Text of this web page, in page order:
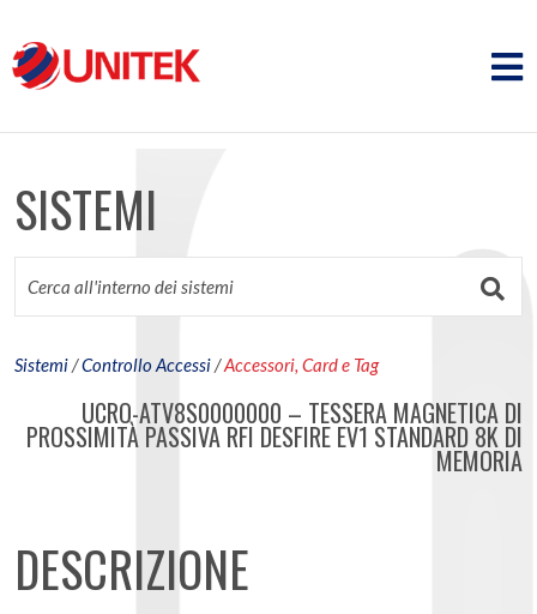
SISTEMI
Sistemi/Controllo Accessi/Accessori, Card e Tag
UCRO-ATV8S0000000 – TESSERA MAGNETICA DI
PROSSIMITÀ PASSIVA RFI DESFIRE EV1 STANDARD 8K DI
MEMORIA
DESCRIZIONE